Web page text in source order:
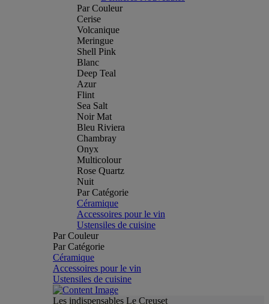
Par Couleur
Cerise
Volcanique
Meringue
Shell Pink
Blanc
Deep Teal
Azur
Flint
Sea Salt
Noir Mat
Bleu Riviera
Chambray
Onyx
Multicolour
Rose Quartz
Nuit
Par Catégorie
Céramique
Accessoires pour le vin
Ustensiles de cuisine
Par Couleur
Par Catégorie
Céramique
Accessoires pour le vin
Ustensiles de cuisine
Les indispensables Le Creuset